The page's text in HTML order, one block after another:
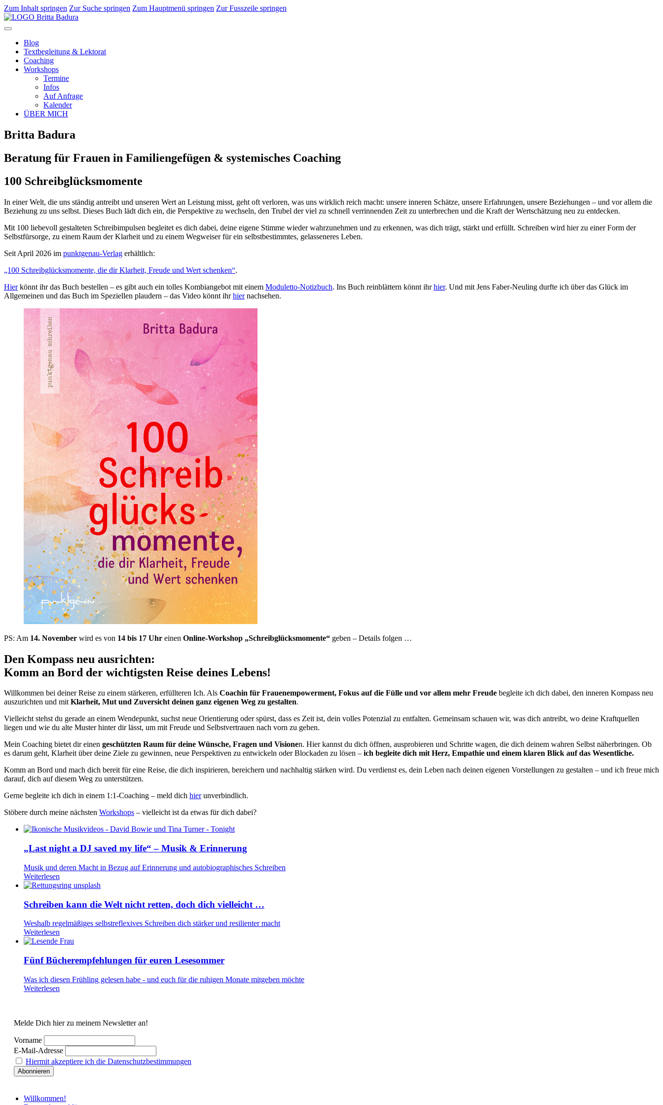
Zum Inhalt springen Zur Suche springen Zum Hauptmenü springen Zur Fusszeile springen
Blog
Textbegleitung & Lektorat
Coaching
Workshops
Termine
Infos
Auf Anfrage
Kalender
ÜBER MICH
Britta Badura
Beratung für Frauen in Familiengefügen & systemisches Coaching
100 Schreibglücksmomente
In einer Welt, die uns ständig antreibt und unseren Wert an Leistung misst, geht oft verloren, was uns wirklich reich macht: unsere inneren Schätze, unsere Erfahrungen, unsere Beziehungen – und vor allem die
Beziehung zu uns selbst. Dieses Buch lädt dich ein, die Perspektive zu wechseln, den Trubel der viel zu schnell verrinnenden Zeit zu unterbrechen und die Kraft der Wertschätzung neu zu entdecken.
Mit 100 liebevoll gestalteten Schreibimpulsen begleitet es dich dabei, deine eigene Stimme wieder wahrzunehmen und zu erkennen, was dich trägt, stärkt und erfüllt. Schreiben wird hier zu einer Form der
Selbstfürsorge, zu einem Raum der Klarheit und zu einem Wegweiser für ein selbstbestimmtes, gelasseneres Leben.
Seit April 2026 im punktgenau-Verlag erhältlich:
„100 Schreibglücksmomente, die dir Klarheit, Freude und Wert schenken“.
Hierkönnt ihr das Buch bestellen – es gibt auch ein tolles Kombiangebot mit einem Moduletto-Notizbuch. Ins Buch reinblättern könnt ihrhier. Und mit Jens Faber-Neuling durfte ich über das Glück im
Allgemeinen und das Buch im Speziellen plaudern – das Video könnt ihrhiernachsehen.
PS: Am 14. November wird es von 14 bis 17 Uhr einen Online-Workshop „Schreibglücksmomente“ geben – Details folgen …
Den Kompass neu ausrichten:
Komm an Bord der wichtigsten Reise deines Lebens!
Willkommen bei deiner Reise zu einem stärkeren, erfüllteren Ich. Als Coachin für Frauenempowerment, Fokus auf die Fülle und vor allem mehr Freude begleite ich dich dabei, den inneren Kompass neu
auszurichten und mitKlarheit, Mut und Zuversicht deinen ganz eigenen Weg zu gestalten.
Vielleicht stehst du gerade an einem Wendepunkt, suchst neue Orientierung oder spürst, dass es Zeit ist, dein volles Potenzial zu entfalten. Gemeinsam schauen wir, was dich antreibt, wo deine Kraftquellen
liegen und wie du alte Muster hinter dir lässt, um mit Freude und Selbstvertrauen nach vorn zu gehen.
Mein Coaching bietet dir einen geschützten Raum für deine Wünsche, Fragen und Visionen. Hier kannst du dich öffnen, ausprobieren und Schritte wagen, die dich deinem wahren Selbst näherbringen. Ob
es darum geht, Klarheit über deine Ziele zu gewinnen, neue Perspektiven zu entwickeln oder Blockaden zu lösen – ich begleite dich mit Herz, Empathie und einem klaren Blick auf das Wesentliche.
Komm an Bord und mach dich bereit für eine Reise, die dich inspirieren, bereichern und nachhaltig stärken wird. Du verdienst es, dein Leben nach deinen eigenen Vorstellungen zu gestalten – und ich freue mich
darauf, dich auf diesem Weg zu unterstützen.
Gerne begleite ich dich in einem 1:1-Coaching – meld dich hierunverbindlich.
Stöbere durch meine nächsten Workshops – vielleicht ist da etwas für dich dabei?
„Last night a DJ saved my life“ – Musik & Erinnerung
Musik und deren Macht in Bezug auf Erinnerung und autobiographisches Schreiben
Weiterlesen
Schreiben kann die Welt nicht retten, doch dich vielleicht …
Weshalb regelmäßiges selbstreflexives Schreiben dich stärker und resilienter macht
Weiterlesen
Fünf Bücherempfehlungen für euren Lesesommer
Was ich diesen Frühling gelesen habe - und euch für die ruhigen Monate mitgeben möchte
Weiterlesen
Melde Dich hier zu meinem Newsletter an!
Vorname
E-Mail-Adresse
Hiermit akzeptiere ich die Datenschutzbestimmungen
Willkommen!